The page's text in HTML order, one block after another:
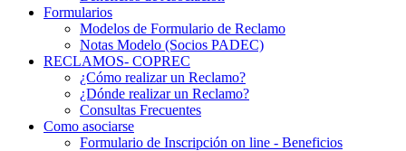
Formularios
Modelos de Formulario de Reclamo
Notas Modelo (Socios PADEC)
RECLAMOS- COPREC
¿Cómo realizar un Reclamo?
¿Dónde realizar un Reclamo?
Consultas Frecuentes
Como asociarse
Formulario de Inscripción on line - Beneficios